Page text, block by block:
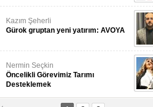
Kazım Şeherli
Gürok gruptan yeni yatırım: AVOYA
Nermin Seçkin
Öncelikli Görevimiz Tarımı
Desteklemek